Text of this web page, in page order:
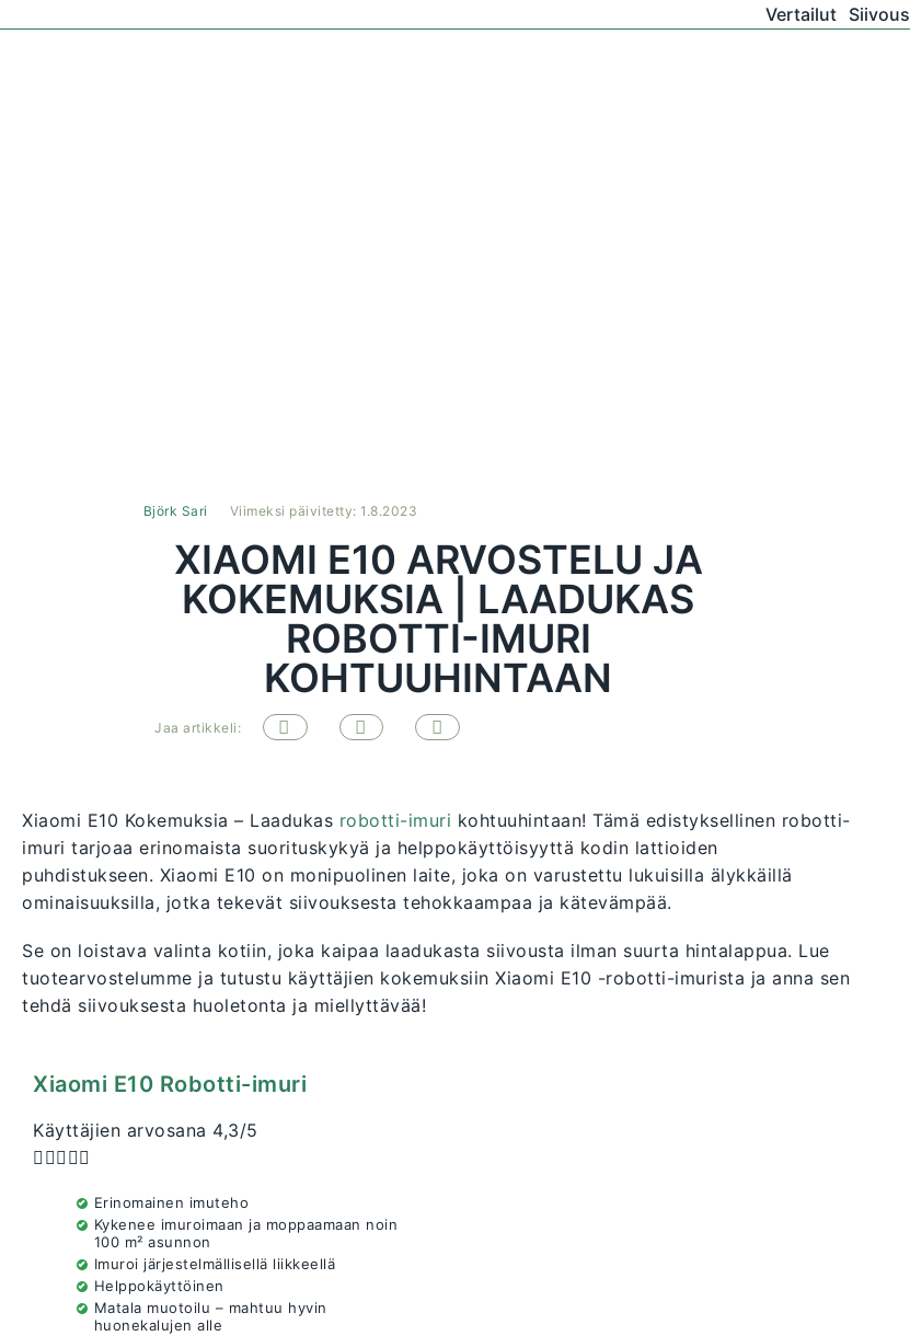
Vertailut Siivous
Björk Sari Viimeksi päivitetty: 1.8.2023
XIAOMI E10 ARVOSTELU JA
KOKEMUKSIA | LAADUKAS
ROBOTTI-IMURI
KOHTUUHINTAAN
Jaa artikkeli:
Xiaomi E10 Kokemuksia – Laadukas robotti-imuri kohtuuhintaan! Tämä edistyksellinen robotti-
imuri tarjoaa erinomaista suorituskykyä ja helppokäyttöisyyttä kodin lattioiden
puhdistukseen. Xiaomi E10 on monipuolinen laite, joka on varustettu lukuisilla älykkäillä
ominaisuuksilla, jotka tekevät siivouksesta tehokkaampaa ja kätevämpää.
Se on loistava valinta kotiin, joka kaipaa laadukasta siivousta ilman suurta hintalappua. Lue
tuotearvostelumme ja tutustu käyttäjien kokemuksiin Xiaomi E10 -robotti-imurista ja anna sen
tehdä siivouksesta huoletonta ja miellyttävää!
Xiaomi E10 Robotti-imuri
Käyttäjien arvosana 4,3/5
  
Erinomainen imuteho
Kykenee imuroimaan ja moppaamaan noin
100 m² asunnon
Imuroi järjestelmällisellä liikkeellä
Helppokäyttöinen
Matala muotoilu – mahtuu hyvin
huonekalujen alle